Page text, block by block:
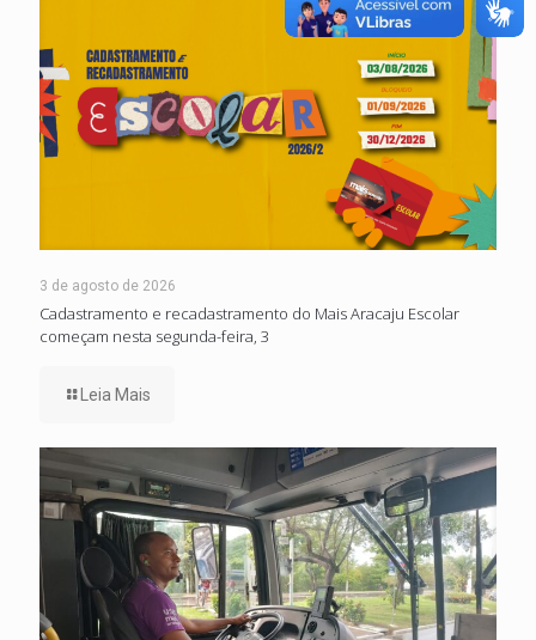
3 de agosto de 2026
Cadastramento e recadastramento do Mais Aracaju Escolar
começam nesta segunda-feira, 3
Leia Mais